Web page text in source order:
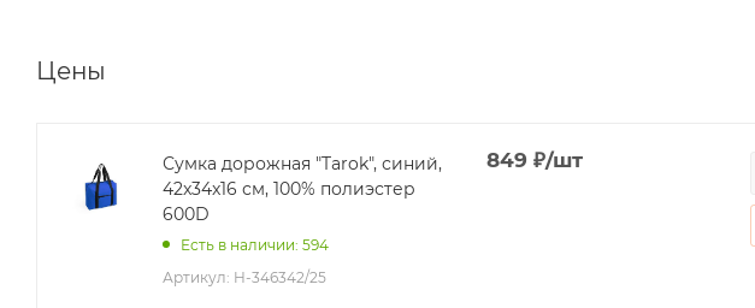
Цены
Сумка дорожная "Tarok", синий,
42x34x16 см, 100% полиэстер
600D
Есть в наличии: 594
Артикул: H-346342/25
849 ₽/шт